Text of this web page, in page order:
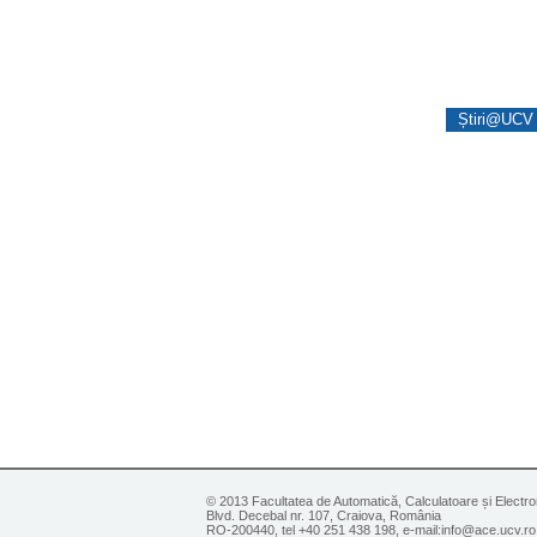
© 2013 Facultatea de Automatică, Calculatoare și
Blvd. Decebal nr. 107, Craiova, România
RO-200440, tel +40 251 438 198, e-mail:info@ace.ucv.ro